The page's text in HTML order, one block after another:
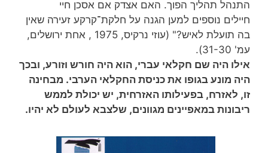
התנהל תהליך הפוך. האם אצדק אם אסכן חיי
חיילים נוספים למען הגנה על חלקת־קרקע זעירה שאין
בה תועלת לאיש?" (עוזי נרקיס, 1975 , אחת ירושלים,
עמ' 31-30).
אילו היה שם חקלאי עברי, הוא היה חורש וזורע, ובכך
היה מונע בגופו את כניסת החקלאי הערבי. מבחינה
זו, לאזרח, בפעילותו האזרחית, יש יכולת לממש
ריבונות במאפיינים מגוונים, שלצבא לעולם לא יהיו.